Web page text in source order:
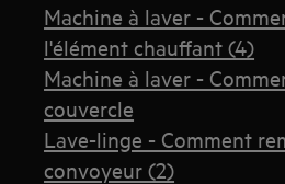
Machine à laver -
l'élément chauffant (4)
Machine à laver -
couvercle
Lave-linge - Comment
convoyeur (2)